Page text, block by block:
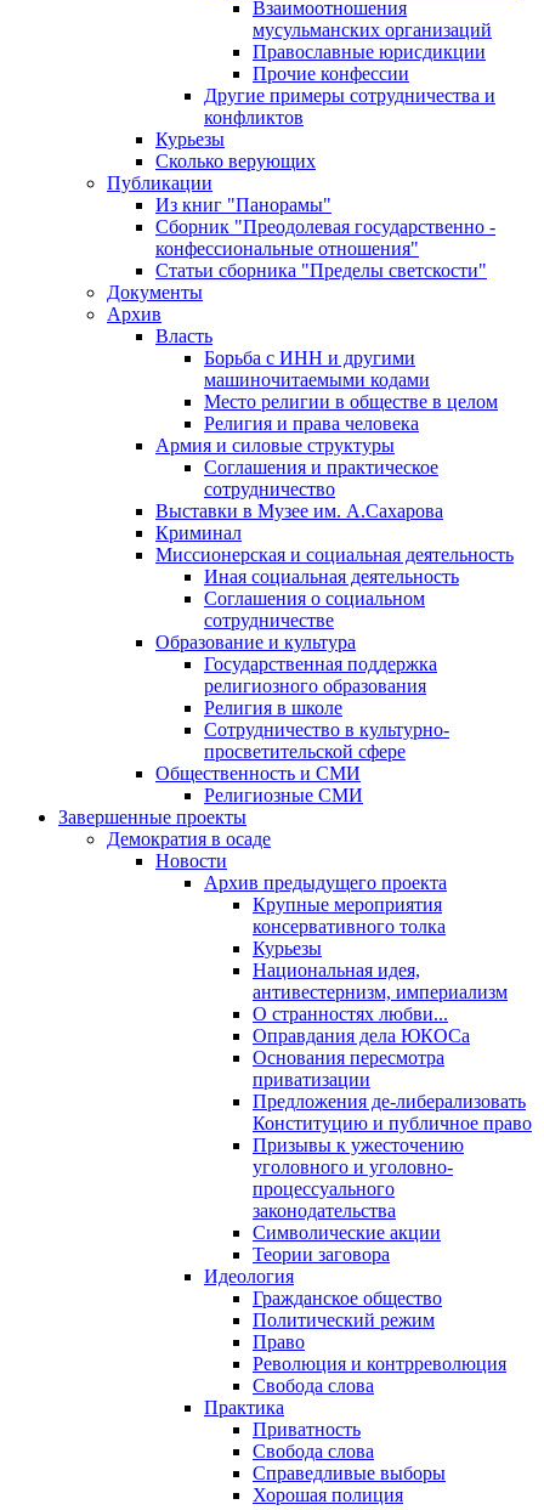
Взаимоотношения
мусульманских организаций
Православные юрисдикции
Прочие конфессии
Другие примеры сотрудничества и
конфликтов
Курьезы
Сколько верующих
Публикации
Из книг "Панорамы"
Сборник "Преодолевая государственно -
конфессиональные отношения"
Статьи сборника "Пределы светскости"
Документы
Архив
Власть
Борьба с ИНН и другими
машиночитаемыми кодами
Место религии в обществе в целом
Религия и права человека
Армия и силовые структуры
Соглашения и практическое
сотрудничество
Выставки в Музее им. А.Сахарова
Криминал
Миссионерская и социальная деятельность
Иная социальная деятельность
Соглашения о социальном
сотрудничестве
Образование и культура
Государственная поддержка
религиозного образования
Религия в школе
Сотрудничество в культурно-
просветительской сфере
Общественность и СМИ
Религиозные СМИ
Завершенные проекты
Демократия в осаде
Новости
Архив предыдущего проекта
Крупные мероприятия
консервативного толка
Курьезы
Национальная идея,
антивестернизм, империализм
О странностях любви...
Оправдания дела ЮКОСа
Основания пересмотра
приватизации
Предложения де-либерализовать
Конституцию и публичное право
Призывы к ужесточению
уголовного и уголовно-
процессуального
законодательства
Символические акции
Теории заговора
Идеология
Гражданское общество
Политический режим
Право
Революция и контрреволюция
Свобода слова
Практика
Приватность
Свобода слова
Справедливые выборы
Хорошая полиция